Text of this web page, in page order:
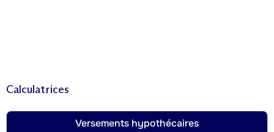
Calculatrices
Versements hypothécaires